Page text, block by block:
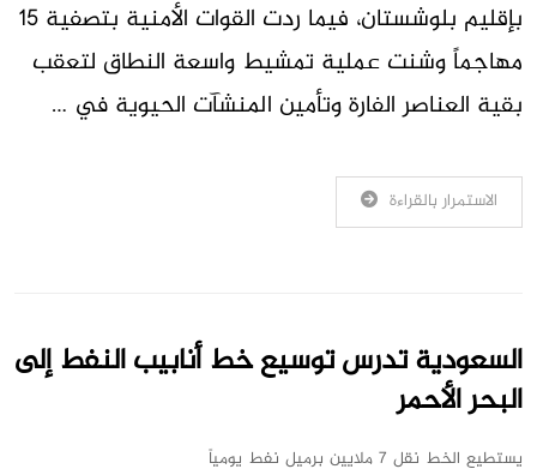
بإقليم بلوشستان، فيما ردت القوات الأمنية بتصفية 15
مهاجماً وشنت عملية تمشيط واسعة النطاق لتعقب
بقية العناصر الفارة وتأمين المنشآت الحيوية في …
الاستمرار بالقراءة
السعودية تدرس توسيع خط أنابيب النفط إلى
البحر الأحمر
يستطيع الخط نقل 7 ملايين برميل نفط يومياً